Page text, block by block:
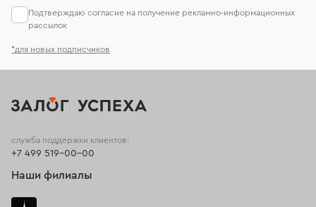
*для новых подписчиков
Подтверждаю согласие на получение рекламно-информационных
рассылок
служба поддержки клиентов:
+7 499 519-00-00
Наши филиалы